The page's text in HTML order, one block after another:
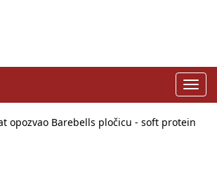
opozvao Barebells pločicu - soft protein
tužbama
obrazovanju, profesori rade do 67.